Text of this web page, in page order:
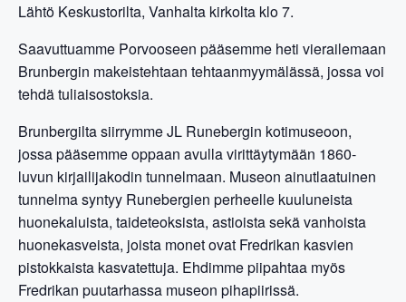
Lähtö Keskustorilta, Vanhalta kirkolta klo 7.
Saavuttuamme Porvooseen pääsemme heti vierailemaan
Brunbergin makeistehtaan tehtaanmyymälässä, jossa voi
tehdä tuliaisostoksia.
Brunbergilta siirrymme JL Runebergin kotimuseoon,
jossa pääsemme oppaan avulla virittäytymään 1860-
luvun kirjailijakodin tunnelmaan. Museon ainutlaatuinen
tunnelma syntyy Runebergien perheelle kuuluneista
huonekaluista, taideteoksista, astioista sekä vanhoista
huonekasveista, joista monet ovat Fredrikan kasvien
pistokkaista kasvatettuja. Ehdimme piipahtaa myös
Fredrikan puutarhassa museon pihapiirissä.